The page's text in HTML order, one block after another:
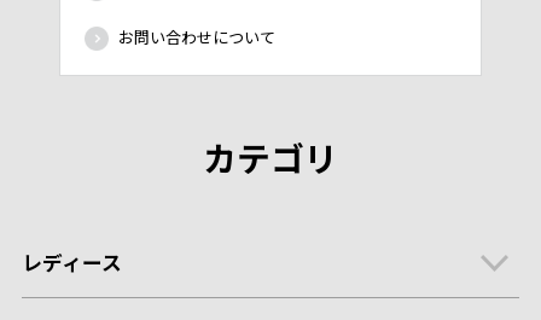
お問い合わせについて
カテゴリ
レディース